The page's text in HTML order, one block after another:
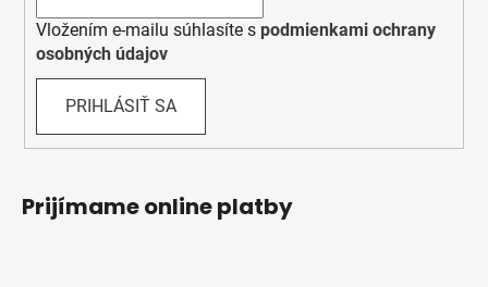
Vložením e-mailu súhlasíte s podmienkami ochrany
osobných údajov
PRIHLÁSIŤ SA
Prijímame online platby